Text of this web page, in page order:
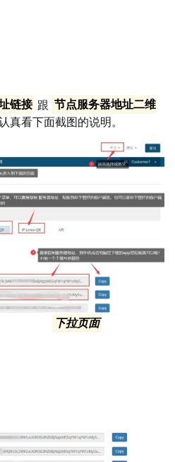
链接 跟 节点服务器地址二维
真看下面截图的说明。
下拉页面